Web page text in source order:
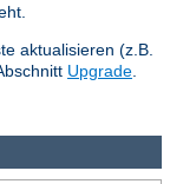
aktualisieren (z.B.
Upgrade